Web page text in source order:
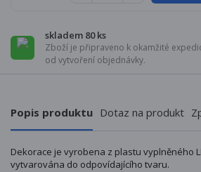
skladem 80 ks
Zboží je připraveno k okamžité
od vytvoření objednávky.
Popis produktu Dotaz na produkt
Dekorace je vyrobena z plastu vyplněného
vytvarována do odpovídajícího tvaru.